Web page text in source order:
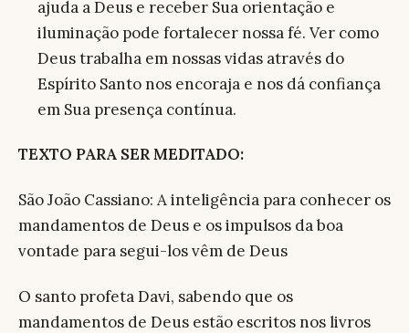
ajuda a Deus e receber Sua orientação e
iluminação pode fortalecer nossa fé. Ver como
Deus trabalha em nossas vidas através do
Espírito Santo nos encoraja e nos dá confiança
em Sua presença contínua.
TEXTO PARA SER MEDITADO:
São João Cassiano: A inteligência para conhecer os
mandamentos de Deus e os impulsos da boa
vontade para segui-los vêm de Deus
O santo profeta Davi, sabendo que os
mandamentos de Deus estão escritos nos livros